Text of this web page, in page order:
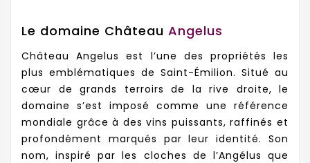
Le domaine Château Angelus
Château Angelus est l’une des propriétés les
plus emblématiques de Saint-Émilion. Situé au
cœur de grands terroirs de la rive droite, le
domaine s’est imposé comme une référence
mondiale grâce à des vins puissants, raffinés et
profondément marqués par leur identité. Son
nom, inspiré par les cloches de l’Angélus que